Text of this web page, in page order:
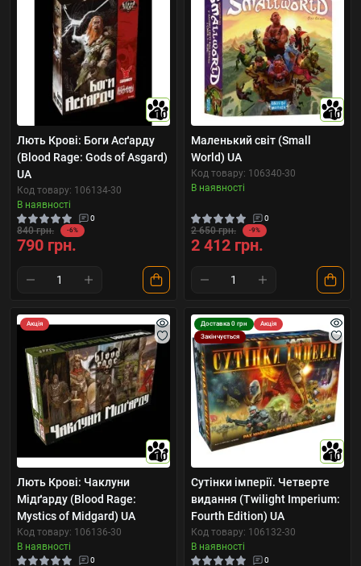
10
Лють Крові: Боги Асґарду
(Blood Rage: Gods of Asgard)
UA
Код товару: 106134-30
В наявності
0
840 грн. -6%
790 грн.
10
Маленький світ (Small
World) UA
Код товару: 106340-30
В наявності
0
2 650 грн. -9%
2 412 грн.
Акція
10
Лють Крові: Чаклуни
Мідґарду (Blood Rage:
Mystics of Midgard) UA
Код товару: 106136-30
В наявності
0
Доставка 0 грн
Акція
Закінчується
10
Сутінки імперії. Четверте
видання (Twilight Imperium:
Fourth Edition) UA
Код товару: 106132-30
В наявності
0